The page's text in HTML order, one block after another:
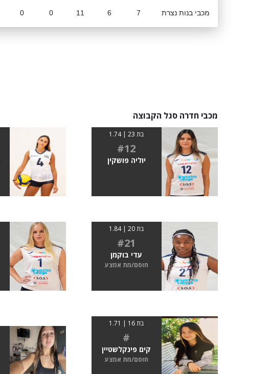
מכבי בנות נצרת 7
6
11
0
0
מכבי חדרה סגל הקבוצה
בת 23 | 1.74
#12
יוליה פושקין
בת 20 | 1.84
#21
עדי בוקמן
חוסם/מת אמצע
בת 16 | 1.71
#
קים פינקלשטיין
חוסם/מת אמצע